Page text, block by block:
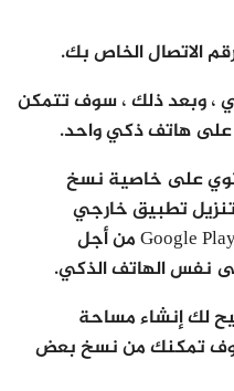
الاتصال الخاص بك.
، وبعد ذلك ، سوف تتمكن
على خاصية نسخ
تطبيق خارجي
من متجر Google Play من أجل
لك إنشاء مساحة
تمكنك من نسخ بعض